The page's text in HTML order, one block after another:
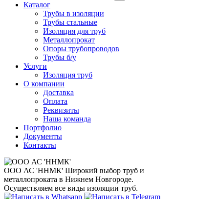
Каталог
Трубы в изоляции
Трубы стальные
Изоляция для труб
Металлопрокат
Опоры трубопроводов
Трубы б/у
Услуги
Изоляция труб
О компании
Доставка
Оплата
Реквизиты
Наша команда
Портфолио
Документы
Контакты
ООО АС 'ННМК' Широкий выбор труб и
металлопроката в Нижнем Новгороде.
Осуществляем все виды изоляции труб.